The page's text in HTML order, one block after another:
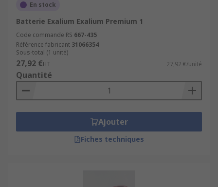
En stock
Batterie Exalium Exalium Premium 1
Code commande RS 667-435
Référence fabricant 31066354
Sous-total (1 unité)
27,92 €HT 27,92 €/unité
Quantité
Ajouter
Fiches techniques